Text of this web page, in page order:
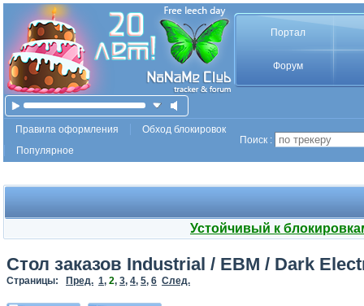
Портал
Форум
Правила оформления
Обход блокировок
Популярное
Поиск :
Устойчивый к
Стол заказов Industrial / EBM / Dark
Страницы: Пред. 1, 2, 3, 4, 5, 6 След.